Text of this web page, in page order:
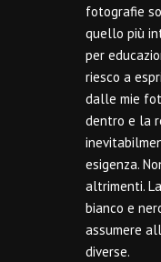
fotografie
quello più
per
riesco a
dalle mie
dentro e la
esigenza.
altrimenti.
bianco e
assumere
diverse.